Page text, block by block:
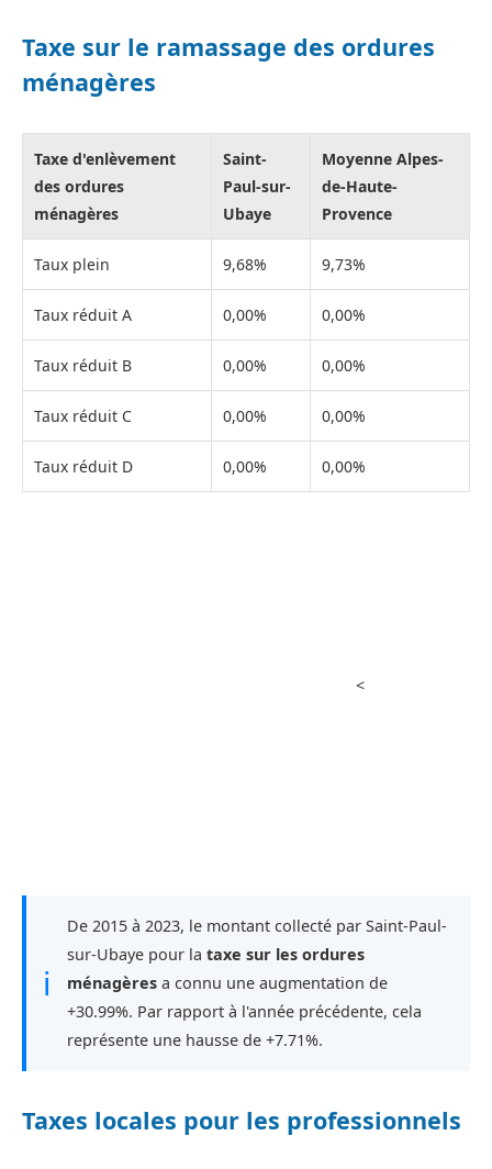
Taxe sur le ramassage des ordures
ménagères
Taxe d'enlèvement
des ordures
ménagères
Saint-
Paul-sur-
Ubaye
Moyenne Alpes-
de-Haute-
Provence
Taux plein 9,68% 9,73%
Taux réduit A 0,00% 0,00%
Taux réduit B 0,00% 0,00%
Taux réduit C 0,00% 0,00%
Taux réduit D 0,00% 0,00%
<
ℹ
De 2015 à 2023, le montant collecté par Saint-Paul-
sur-Ubaye pour la taxe sur les ordures
ménagères a connu une augmentation de
+30.99%. Par rapport à l'année précédente, cela
représente une hausse de +7.71%.
Taxes locales pour les professionnels